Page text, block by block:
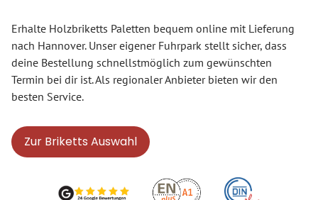
Erhalte Holzbriketts Paletten bequem online mit Lieferung
nach Hannover. Unser eigener Fuhrpark stellt sicher, dass
deine Bestellung schnellstmöglich zum gewünschten
Termin bei dir ist. Als regionaler Anbieter bieten wir den
besten Service.
Zur Briketts Auswahl